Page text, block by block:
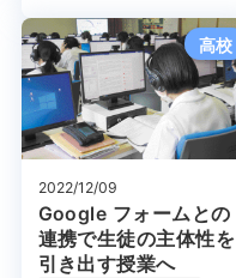
高校
2022/12/09
Google フォームとの
連携で生徒の主体性を
引き出す授業へ